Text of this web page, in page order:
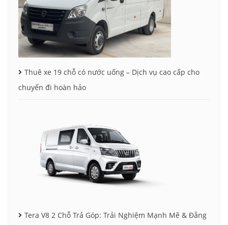
Thuê xe 19 chỗ có nước uống – Dịch vụ cao cấp cho
chuyến đi hoàn hảo
Tera V8 2 Chỗ Trả Góp: Trải Nghiệm Mạnh Mẽ & Đẳng